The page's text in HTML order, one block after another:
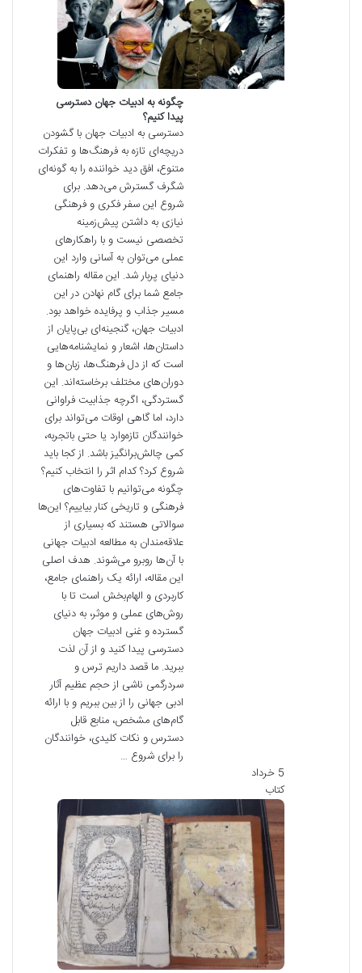
چگونه به ادبیات جهان دسترسی
پیدا کنیم؟
دسترسی به ادبیات جهان با گشودن
دریچه‌ای تازه به فرهنگ‌ها و تفکرات
متنوع، افق دید خواننده را به گونه‌ای
شگرف گسترش می‌دهد. برای
شروع این سفر فکری و فرهنگی
نیازی به داشتن پیش‌زمینه
تخصصی نیست و با راهکارهای
عملی می‌توان به آسانی وارد این
دنیای پربار شد. این مقاله راهنمای
جامع شما برای گام نهادن در این
مسیر جذاب و پرفایده خواهد بود.
ادبیات جهان، گنجینه‌ای بی‌پایان از
داستان‌ها، اشعار و نمایشنامه‌هایی
است که از دل فرهنگ‌ها، زبان‌ها و
دوران‌های مختلف برخاسته‌اند. این
گستردگی، اگرچه جذابیت فراوانی
دارد، اما گاهی اوقات می‌تواند برای
خوانندگان تازه‌وارد یا حتی باتجربه،
کمی چالش‌برانگیز باشد. از کجا باید
شروع کرد؟ کدام اثر را انتخاب کنیم؟
چگونه می‌توانیم با تفاوت‌های
فرهنگی و تاریخی کنار بیاییم؟ این‌ها
سوالاتی هستند که بسیاری از
علاقه‌مندان به مطالعه ادبیات جهانی
با آن‌ها روبرو می‌شوند. هدف اصلی
این مقاله، ارائه یک راهنمای جامع،
کاربردی و الهام‌بخش است تا با
روش‌های عملی و موثر، به دنیای
گسترده و غنی ادبیات جهان
دسترسی پیدا کنید و از آن لذت
ببرید. ما قصد داریم ترس و
سردرگمی ناشی از حجم عظیم آثار
ادبی جهانی را از بین ببریم و با ارائه
گام‌های مشخص، منابع قابل
دسترس و نکات کلیدی، خوانندگان
را برای شروع …
5 خرداد
کتاب